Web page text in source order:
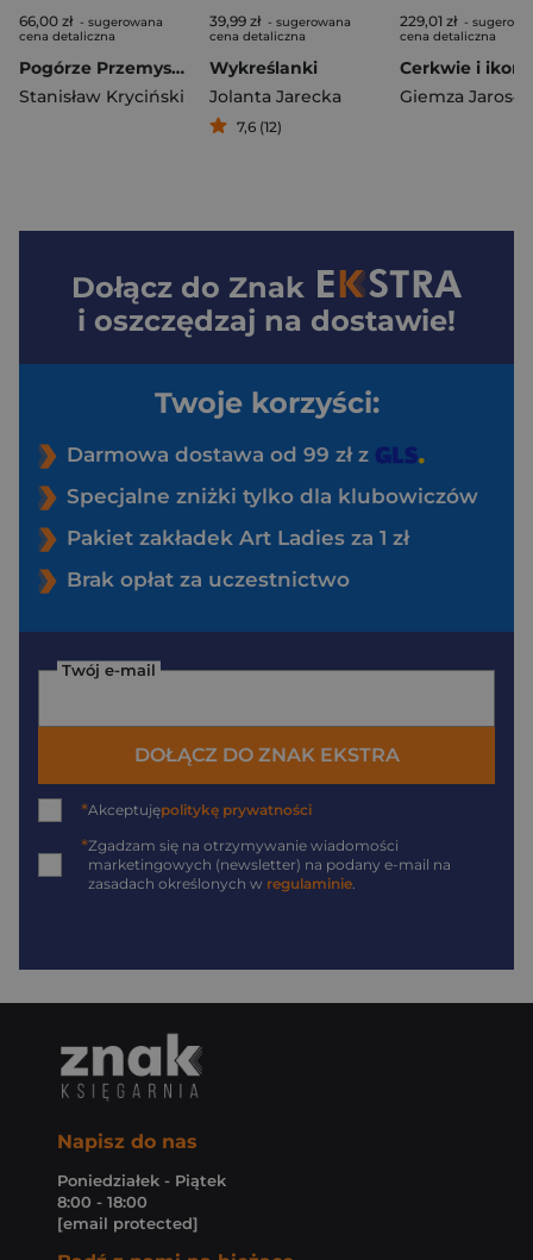
66,00 zł - sugerowana
cena detaliczna
Pogórze Przemyskie Tajemnice doliny Wiaru
Stanisław Kryciński
39,99 zł - sugerowana
cena detaliczna
Wykreślanki
Jolanta Jarecka
7,6 (12)
229,01 zł -
cena detaliczna
Giemza
Dołącz do Znak
i oszczędzaj na dostawie!
Twoje korzyści:
Darmowa dostawa od 99 zł z
Specjalne zniżki tylko dla klubowiczów
Pakiet zakładek Art Ladies za 1 zł
Brak opłat za uczestnictwo
Twój e-mail
DOŁĄCZ DO ZNAK EKSTRA
*Akceptujępolitykę prywatności
*Zgadzam się na otrzymywanie wiadomości
marketingowych (newsletter) na podany e-mail na
zasadach określonych w regulaminie
Napisz do nas
Poniedziałek - Piątek
8:00 - 18:00
[email protected]